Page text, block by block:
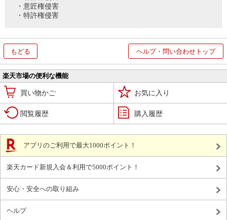
・意匠権侵害
・特許権侵害
もどる ヘルプ・問い合わせトップ
楽天市場の便利な機能
買い物かご お気に入り
閲覧履歴 購入履歴
アプリのご利用で最大1000ポイント！
楽天カード新規入会＆利用で5000ポイント！
安心・安全への取り組み
ヘルプ